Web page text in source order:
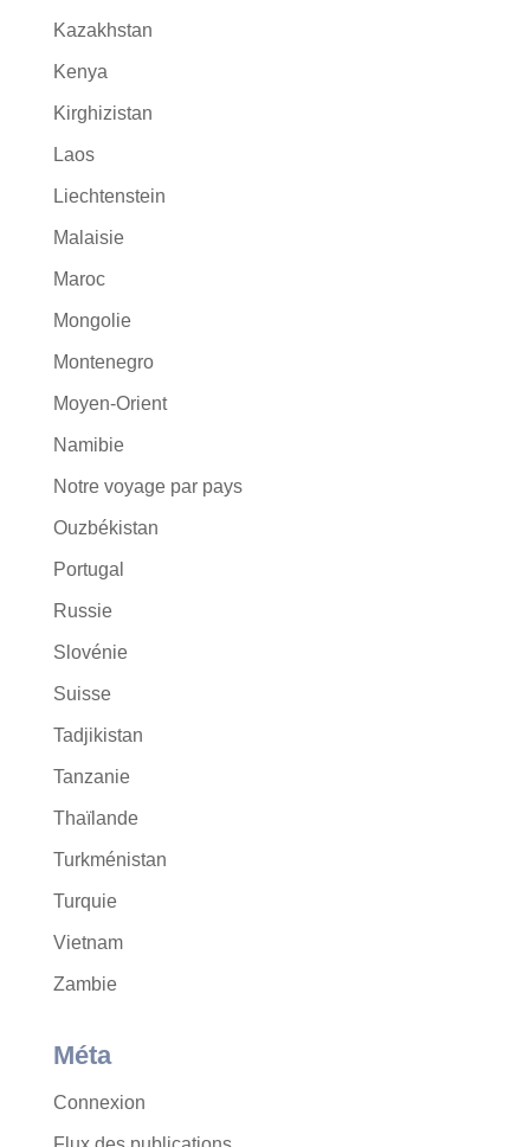
Kazakhstan
Kenya
Kirghizistan
Laos
Liechtenstein
Malaisie
Maroc
Mongolie
Montenegro
Moyen-Orient
Namibie
Notre voyage par pays
Ouzbékistan
Portugal
Russie
Slovénie
Suisse
Tadjikistan
Tanzanie
Thaïlande
Turkménistan
Turquie
Vietnam
Zambie
Méta
Connexion